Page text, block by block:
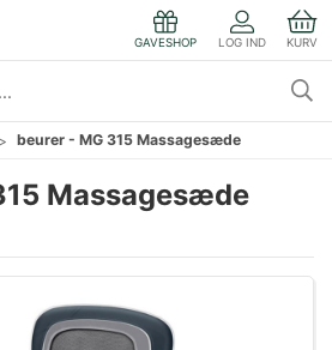
GAVESHOP LOG IND KURV
beurer - MG 315 Massagesæde
Massagesæde